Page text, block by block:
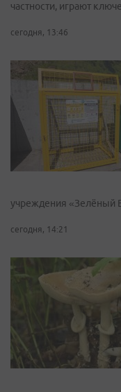
частности, играют
сегодня, 13:46
учреждения «Зелёный
сегодня, 14:21